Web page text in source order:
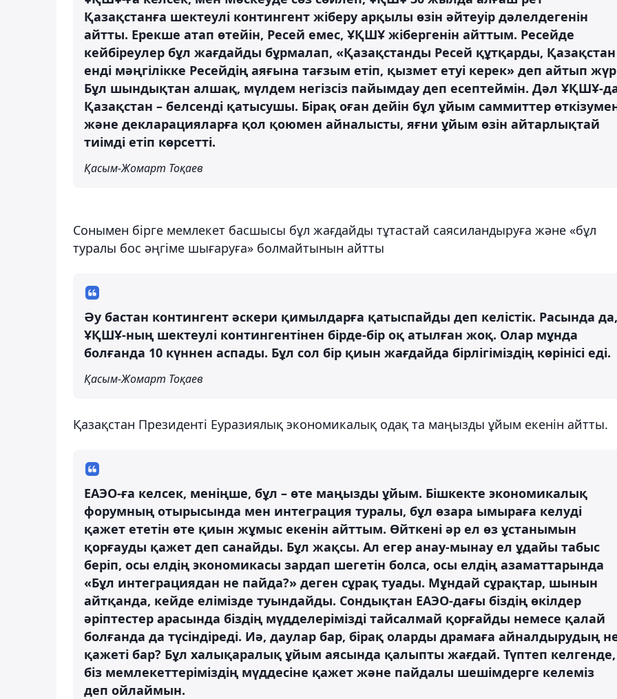
Қазақстанға шектеулі контингент жіберу арқылы өзін әйтеуір дәлелдегенін
айтты. Ерекше атап өтейін, Ресей емес, ҰҚШҰ жібергенін айттым. Ресейде
кейбіреулер бұл жағдайды бұрмалап, «Қазақстанды Ресей құтқарды, Қазақстан
енді мәңгілікке Ресейдің аяғына тағзым етіп, қызмет етуі керек» деп айтып
Бұл шындықтан алшақ, мүлдем негізсіз пайымдау деп есептеймін. Дәл ҰҚШҰ-
Қазақстан – белсенді қатысушы. Бірақ оған дейін бұл ұйым саммиттер
және декларацияларға қол қоюмен айналысты, яғни ұйым өзін айтарлықтай
тиімді етіп көрсетті.
Қасым-Жомарт Тоқаев
Сонымен бірге мемлекет басшысы бұл жағдайды тұтастай саясиландыруға және «бұл
туралы бос әңгіме шығаруға» болмайтынын айтты
Әу бастан контингент әскери қимылдарға қатыспайды деп келістік. Расында да,
ҰҚШҰ-ның шектеулі контингентінен бірде-бір оқ атылған жоқ. Олар мұнда
болғанда 10 күннен аспады. Бұл сол бір қиын жағдайда бірлігіміздің көрінісі еді.
Қасым-Жомарт Тоқаев
Қазақстан Президенті Еуразиялық экономикалық одақ та маңызды ұйым екенін айтты.
ЕАЭО-ға келсек, меніңше, бұл – өте маңызды ұйым. Бішкекте экономикалық
форумның отырысында мен интеграция туралы, бұл өзара ымыраға келуді
қажет ететін өте қиын жұмыс екенін айттым. Өйткені әр ел өз ұстанымын
қорғауды қажет деп санайды. Бұл жақсы. Ал егер анау-мынау ел ұдайы табыс
беріп, осы елдің экономикасы зардап шегетін болса, осы елдің азаматтарында
«Бұл интеграциядан не пайда?» деген сұрақ туады. Мұндай сұрақтар, шынын
айтқанда, кейде елімізде туындайды. Сондықтан ЕАЭО-дағы біздің өкілдер
әріптестер арасында біздің мүдделерімізді тайсалмай қорғайды немесе қалай
болғанда да түсіндіреді. Иә, даулар бар, бірақ оларды драмаға айналдырудың
қажеті бар? Бұл халықаралық ұйым аясында қалыпты жағдай. Түптеп келгенде,
біз мемлекеттеріміздің мүддесіне қажет және пайдалы шешімдерге келеміз
деп ойлаймын.